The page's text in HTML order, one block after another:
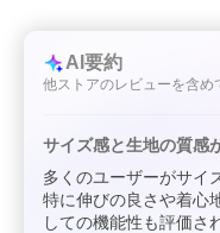
AI要約
他ストアのレビューを含め
サイズ感と生地の質感
多くのユーザーがサイ
特に伸びの良さや着心
しての機能性も評価さ